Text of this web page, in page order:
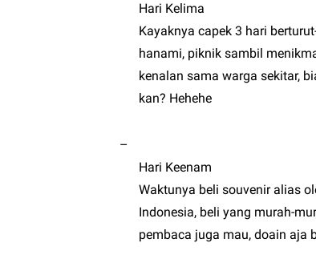
Hari Kelima
Kayaknya capek 3 hari
hanami, piknik sambil
kenalan sama warga sekitar,
kan? Hehehe
–
Hari Keenam
Waktunya beli souvenir alias
Indonesia, beli yang murah-
pembaca juga mau, doain aja